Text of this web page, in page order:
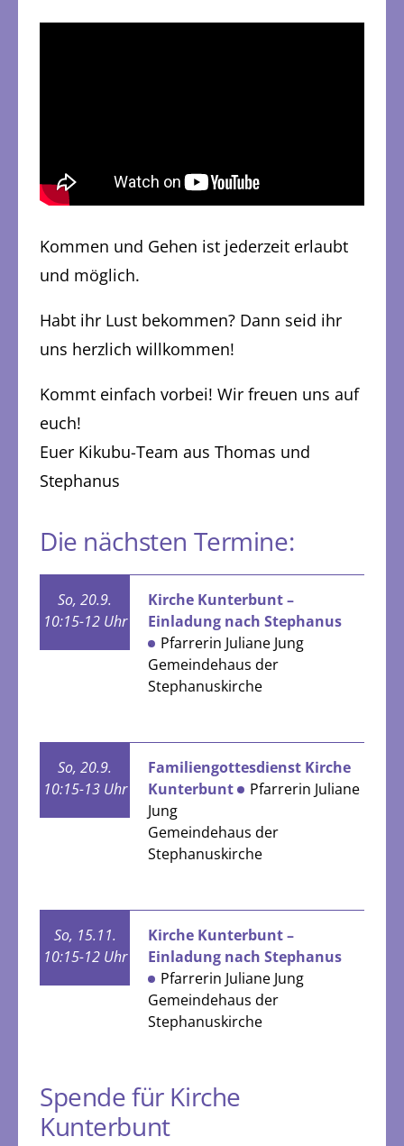
Kommen und Gehen ist jederzeit erlaubt
und möglich.
Habt ihr Lust bekommen? Dann seid ihr
uns herzlich willkommen!
Kommt einfach vorbei! Wir freuen uns auf
euch!
Euer Kikubu-Team aus Thomas und
Stephanus
Die nächsten Termine:
So, 20.9.
10:15-12 Uhr
Kirche Kunterbunt –
Einladung nach Stephanus
Pfarrerin Juliane Jung
Gemeindehaus der
Stephanuskirche
So, 20.9.
10:15-13 Uhr
Familiengottesdienst Kirche
Kunterbunt
Pfarrerin Juliane
Jung
Gemeindehaus der
Stephanuskirche
So, 15.11.
10:15-12 Uhr
Kirche Kunterbunt –
Einladung nach Stephanus
Pfarrerin Juliane Jung
Gemeindehaus der
Stephanuskirche
Spende für Kirche
Kunterbunt